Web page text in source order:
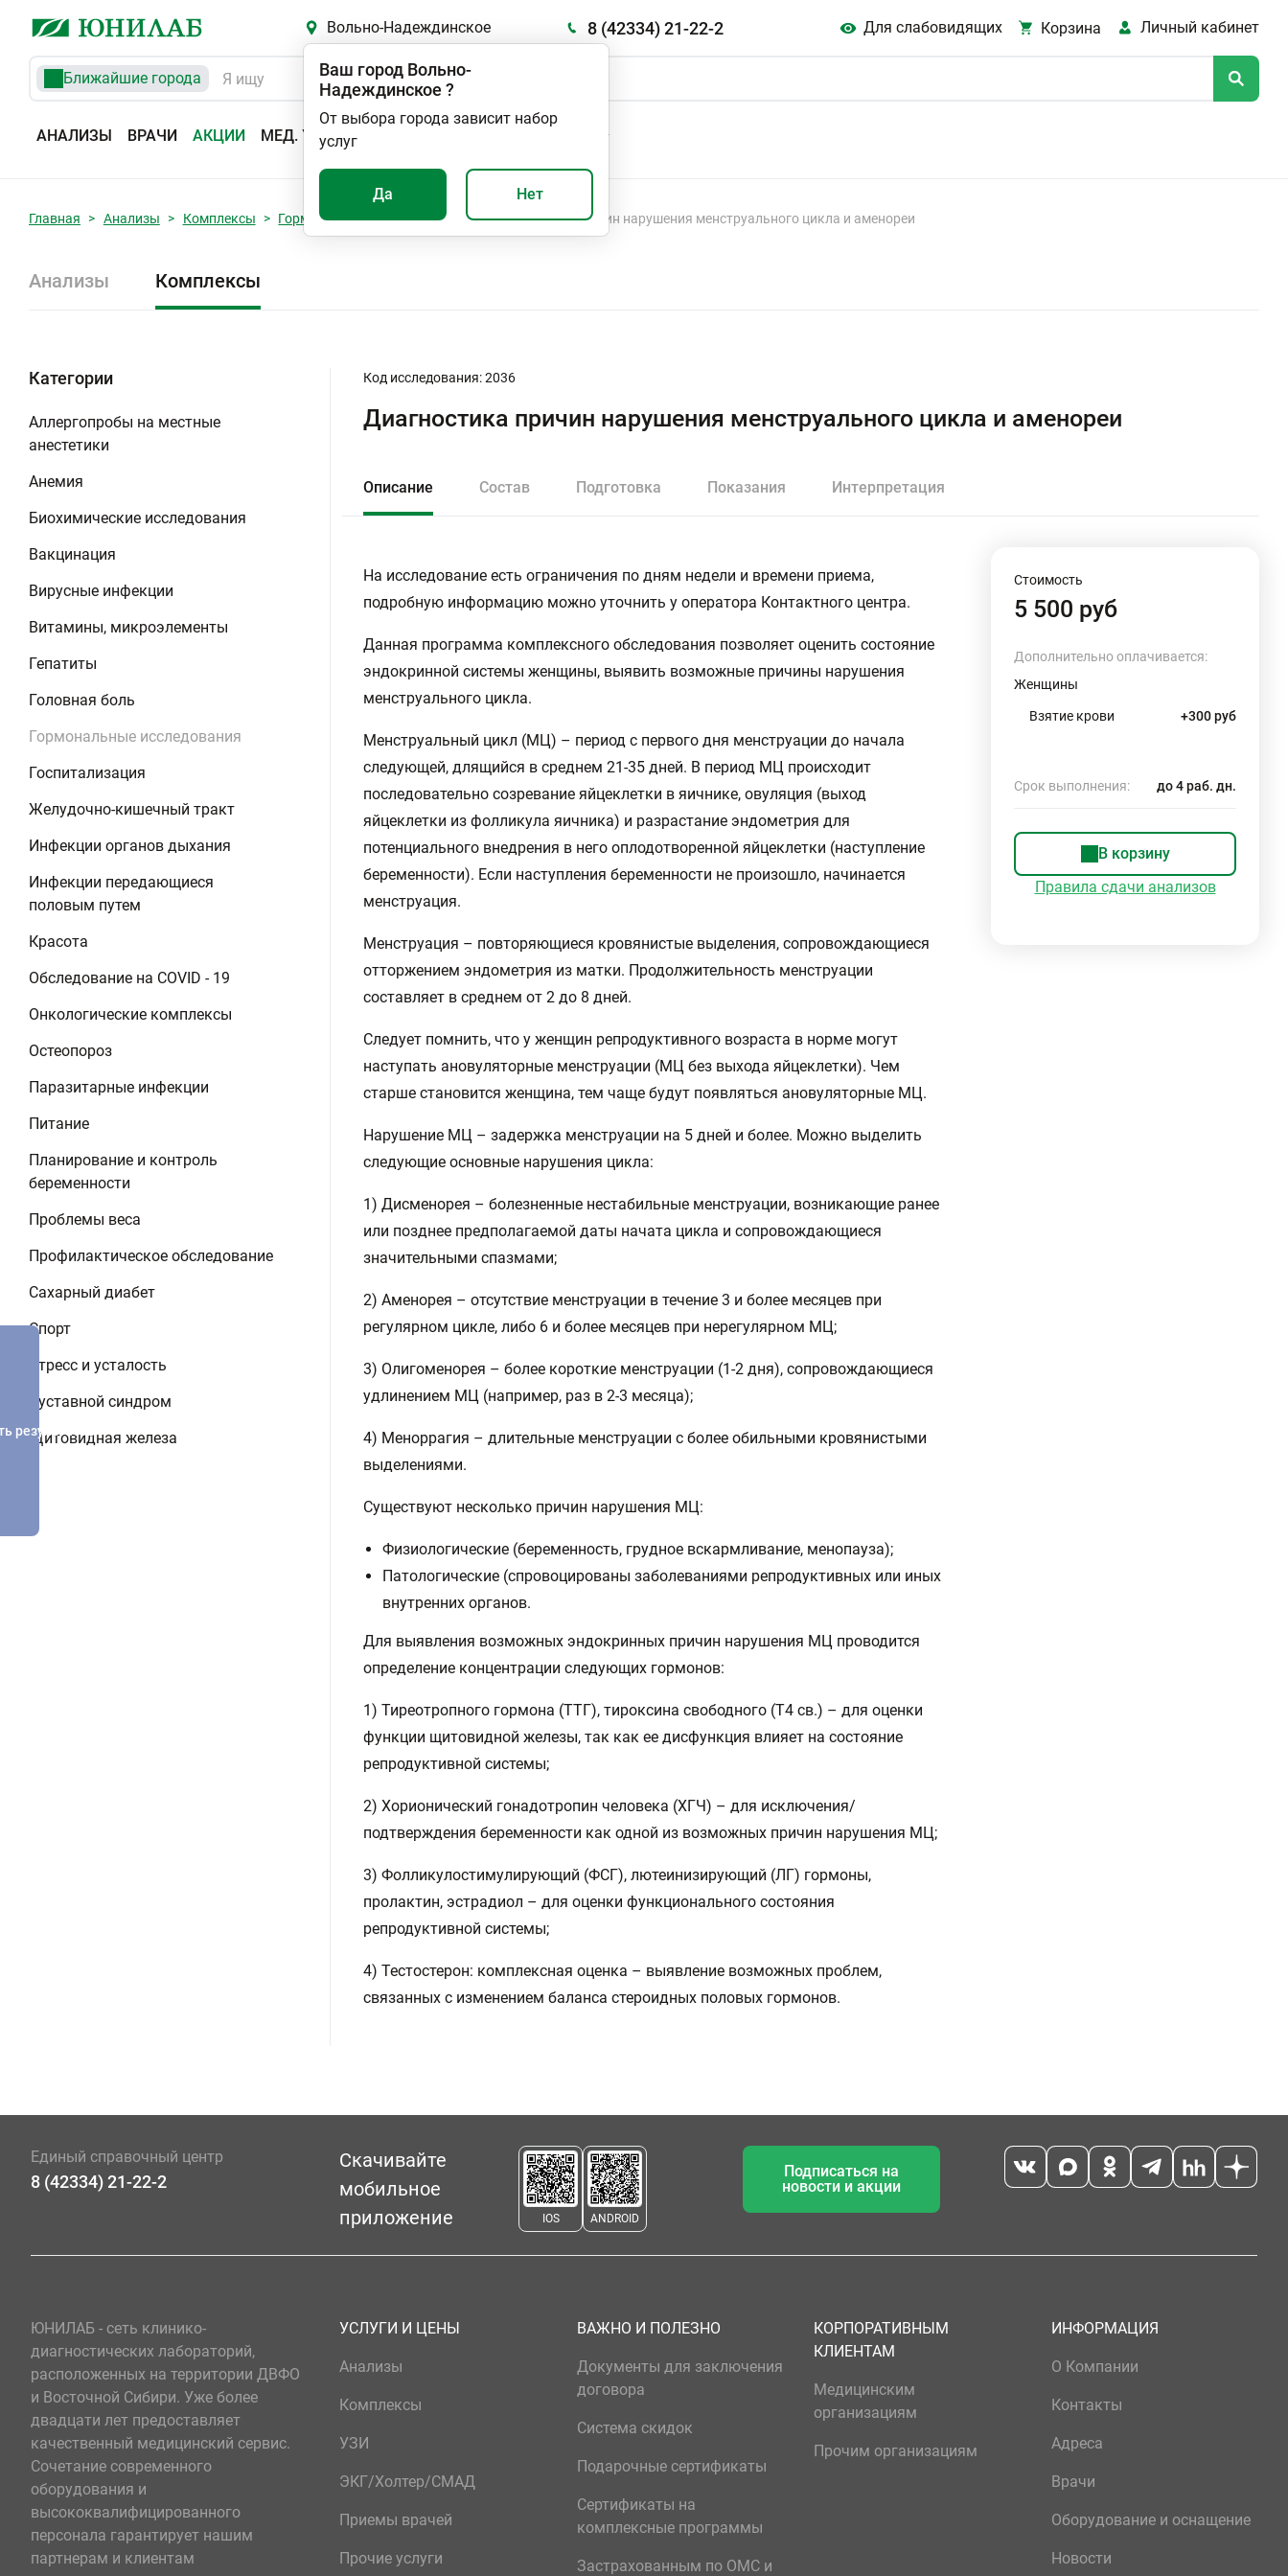
Вольно-Надеждинское 8 (42334) 21-22-2 Для слабовидящих Корзина Личный кабинет
Ближайшие города
АНАЛИЗЫ ВРАЧИ АКЦИИ МЕД. УСЛУГИ
Ваш город Вольно-
Надеждинское ?
От выбора города зависит набор
услуг
Да Нет
Главная Анализы Комплексы Гормональные исследования Диагностика причин нарушения менструального цикла и аменореи
Анализы Комплексы
Категории
Аллергопробы на местные
анестетики
Анемия
Биохимические исследования
Вакцинация
Вирусные инфекции
Витамины, микроэлементы
Гепатиты
Головная боль
Гормональные исследования
Госпитализация
Желудочно-кишечный тракт
Инфекции органов дыхания
Инфекции передающиеся
половым путем
Красота
Обследование на COVID - 19
Онкологические комплексы
Остеопороз
Паразитарные инфекции
Питание
Планирование и контроль
беременности
Проблемы веса
Профилактическое обследование
Сахарный диабет
Спорт
Стресс и усталость
Суставной синдром
Щитовидная железа
Код исследования: 2036
Диагностика причин нарушения менструального цикла и аменореи
Описание Состав Подготовка Показания Интерпретация
На исследование есть ограничения по дням недели и времени приема,
подробную информацию можно уточнить у оператора Контактного центра.
Данная программа комплексного обследования позволяет оценить состояние
эндокринной системы женщины, выявить возможные причины нарушения
менструального цикла.
Менструальный цикл (МЦ) – период с первого дня менструации до начала
следующей, длящийся в среднем 21-35 дней. В период МЦ происходит
последовательно созревание яйцеклетки в яичнике, овуляция (выход
яйцеклетки из фолликула яичника) и разрастание эндометрия для
потенциального внедрения в него оплодотворенной яйцеклетки (наступление
беременности). Если наступления беременности не произошло, начинается
менструация.
Менструация – повторяющиеся кровянистые выделения, сопровождающиеся
отторжением эндометрия из матки. Продолжительность менструации
составляет в среднем от 2 до 8 дней.
Следует помнить, что у женщин репродуктивного возраста в норме могут
наступать ановуляторные менструации (МЦ без выхода яйцеклетки). Чем
старше становится женщина, тем чаще будут появляться ановуляторные МЦ.
Нарушение МЦ – задержка менструации на 5 дней и более. Можно выделить
следующие основные нарушения цикла:
1) Дисменорея – болезненные нестабильные менструации, возникающие ранее
или позднее предполагаемой даты начата цикла и сопровождающиеся
значительными спазмами;
2) Аменорея – отсутствие менструации в течение 3 и более месяцев при
регулярном цикле, либо 6 и более месяцев при нерегулярном МЦ;
3) Олигоменорея – более короткие менструации (1-2 дня), сопровождающиеся
удлинением МЦ (например, раз в 2-3 месяца);
4) Меноррагия – длительные менструации с более обильными кровянистыми
выделениями.
Существуют несколько причин нарушения МЦ:
Физиологические (беременность, грудное вскармливание, менопауза);
Патологические (спровоцированы заболеваниями репродуктивных или иных
внутренних органов.
Для выявления возможных эндокринных причин нарушения МЦ проводится
определение концентрации следующих гормонов:
1) Тиреотропного гормона (ТТГ), тироксина свободного (Т4 св.) – для оценки
функции щитовидной железы, так как ее дисфункция влияет на состояние
репродуктивной системы;
2) Хорионический гонадотропин человека (ХГЧ) – для исключения/
подтверждения беременности как одной из возможных причин нарушения МЦ;
3) Фолликулостимулирующий (ФСГ), лютеинизирующий (ЛГ) гормоны,
пролактин, эстрадиол – для оценки функционального состояния
репродуктивной системы;
4) Тестостерон: комплексная оценка – выявление возможных проблем,
связанных с изменением баланса стероидных половых гормонов.
Стоимость
5 500 руб
Дополнительно оплачивается:
Женщины
Взятие крови +300 руб
Срок выполнения: до 4 раб. дн.
В корзину
Правила сдачи анализов
результатов
Единый справочный центр
8 (42334) 21-22-2
Скачивайте
мобильное
приложение
IOS ANDROID
Подписаться на
новости и акции
ЮНИЛАБ - сеть клинико-
диагностических лабораторий,
расположенных на территории ДВФО
и Восточной Сибири. Уже более
двадцати лет предоставляет
качественный медицинский сервис.
Сочетание современного
оборудования и
высококвалифицированного
персонала гарантирует нашим
партнерам и клиентам
УСЛУГИ И ЦЕНЫ
Анализы
Комплексы
УЗИ
ЭКГ/Холтер/СМАД
Приемы врачей
Прочие услуги
ВАЖНО И ПОЛЕЗНО
Документы для заключения
договора
Система скидок
Подарочные сертификаты
Сертификаты на
комплексные программы
Застрахованным по ОМС и
КОРПОРАТИВНЫМ
КЛИЕНТАМ
Медицинским
организациям
Прочим организациям
ИНФОРМАЦИЯ
О Компании
Контакты
Адреса
Врачи
Оборудование и оснащение
Новости